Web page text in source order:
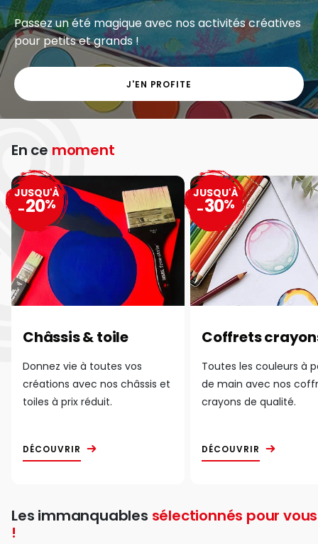
Passez un été magique avec nos activités créatives
pour petits et grands !
J'EN PROFITE
En ce moment
Châssis & toile
Donnez vie à toutes vos
créations avec nos châssis et
toiles à prix réduit.
DÉCOUVRIR
JUSQU'À
-20%
Coffrets
Toutes les couleurs à
de main avec nos
crayons de qualité.
DÉCOUVRIR
JUSQU'À
-30%
Les immanquables sélectionnés pour vous
!